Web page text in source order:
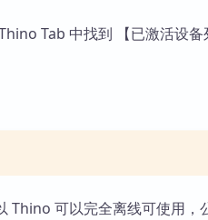
Tab 中找到 【已激活设备
Thino 可以完全离线可使用，